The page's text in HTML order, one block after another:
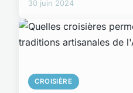
30 juin 2024
CROISIÈRE